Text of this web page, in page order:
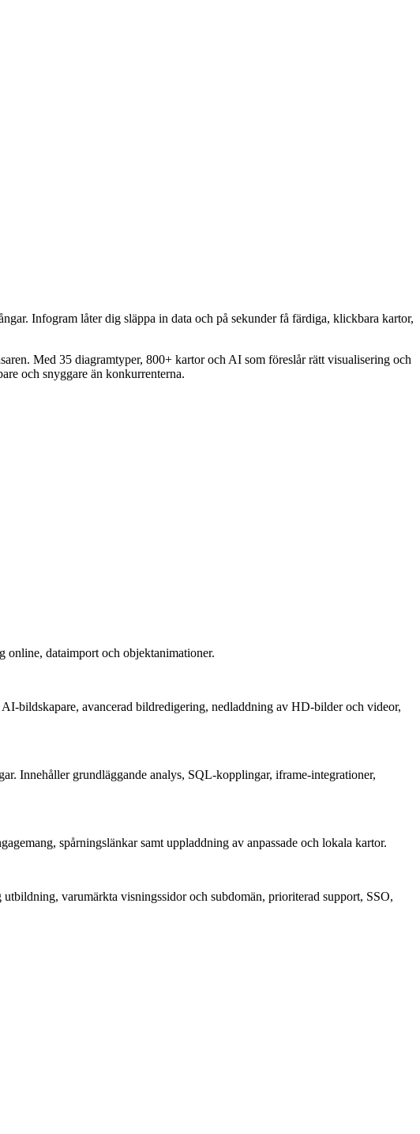
Infogram låter dig släppa in data och på sekunder få färdiga, klickbara kartor,
Med 35 diagramtyper, 800+ kartor och AI som föreslår rätt visualisering och
och snyggare än konkurrenterna.
dataimport och objektanimationer.
bildskapare, avancerad bildredigering, nedladdning av HD-bilder och videor,
Innehåller grundläggande analys, SQL-kopplingar, iframe-integrationer,
spårningslänkar samt uppladdning av anpassade och lokala kartor.
varumärkta visningssidor och subdomän, prioriterad support, SSO,